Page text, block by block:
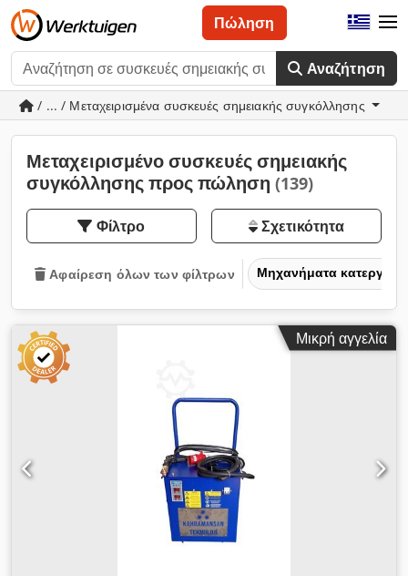
Αναζήτηση
Πώληση
/ ... / Μεταχειρισμένα συσκευές σημειακής συγκόλλησης
Μεταχειρισμένο συσκευές σημειακής
συγκόλλησης προς πώληση (139)
Φίλτρο Σχετικότητα
Αφαίρεση όλων των φίλτρων Μηχανήματα
Μικρή αγγελία